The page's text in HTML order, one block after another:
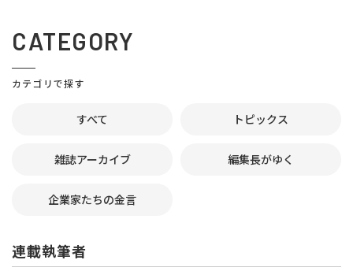
CATEGORY
カテゴリで探す
すべて トピックス
雑誌アーカイブ 編集長がゆく
企業家たちの金言
連載執筆者